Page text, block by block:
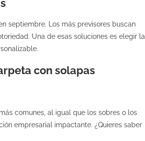
septiembre. Los más previsores buscan
Una de esas soluciones es elegir la
con solapas
comunes, al igual que los sobres o los
empresarial impactante. ¿Quieres saber